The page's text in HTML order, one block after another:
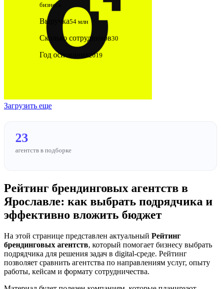
бизнеса.
Выручка54 млн
Сколько сотрудников30
Год основания 2019
Загрузить еще
23
агентств в подборке
Рейтинг брендинговых агентств в
Ярославле: как выбрать подрядчика и
эффективно вложить бюджет
На этой странице представлен актуальный Рейтинг
брендинговых агентств, который помогает бизнесу выбрать
подрядчика для решения задач в digital-среде. Рейтинг
позволяет сравнить агентства по направлениям услуг, опыту
работы, кейсам и формату сотрудничества.